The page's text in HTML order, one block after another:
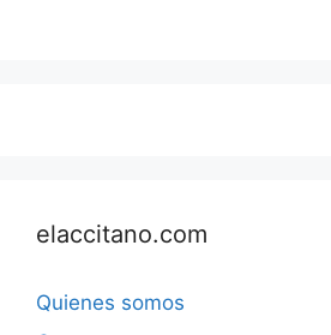
elaccitano.com
Quienes somos